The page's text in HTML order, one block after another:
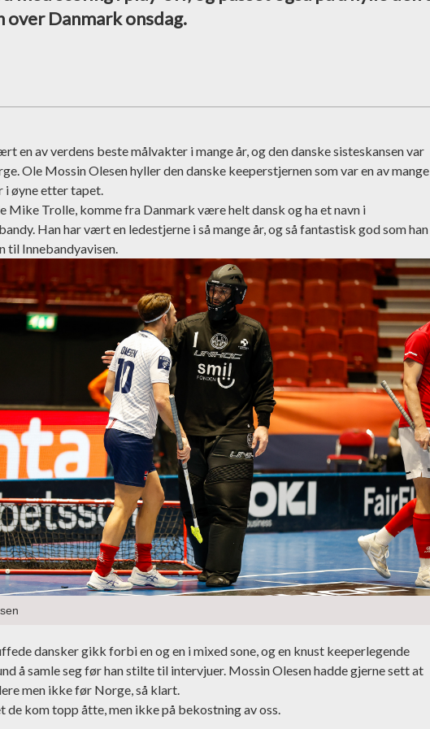
Danmark onsdag.
en av verdens beste målvakter i mange år, og den danske sisteskansen var
Ole Mossin Olesen hyller den danske keeperstjernen som var en av mange
i øyne etter tapet.
Mike Trolle, komme fra Danmark være helt dansk og ha et navn i
Han har vært en ledestjerne i så mange år, og så fantastisk god som han
til Innebandyavisen.
dansker gikk forbi en og en i mixed sone, og en knust keeperlegende
å samle seg før han stilte til intervjuer. Mossin Olesen hadde gjerne sett at
men ikke før Norge, så klart.
de kom topp åtte, men ikke på bekostning av oss.